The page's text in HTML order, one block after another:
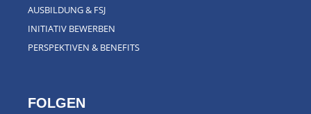
AUSBILDUNG & FSJ
INITIATIV BEWERBEN
PERSPEKTIVEN & BENEFITS
FOLGEN